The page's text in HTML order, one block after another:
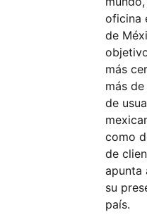
oficina
de
más
más
de
como
de
apunta
su
país.